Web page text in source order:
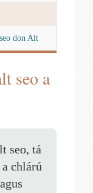
don Alt
seo a
seo, tá
chlárú